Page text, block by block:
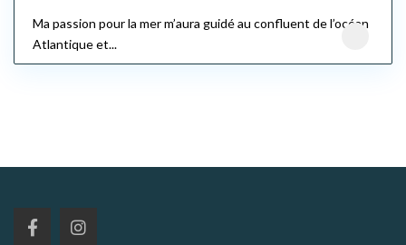
Ma passion pour la mer m’aura guidé au confluent de l’océan
Atlantique et...